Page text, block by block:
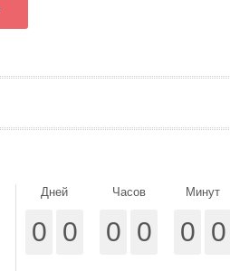
Дней
0 0
Часов
0 0
Минут
0 0